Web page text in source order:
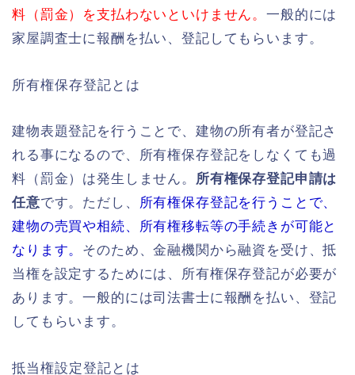
料（罰金）を支払わないといけません。一般的には
家屋調査士に報酬を払い、登記してもらいます。
所有権保存登記とは
建物表題登記を行うことで、建物の所有者が登記さ
れる事になるので、所有権保存登記をしなくても過
料（罰金）は発生しません。 所有権保存登記申請は
任意です。ただし、 所有権保存登記を行うことで、
建物の売買や相続、所有権移転等の手続きが可能と
なります。 そのため、金融機関から融資を受け、抵
当権を設定するためには、所有権保存登記が必要が
あります。一般的には司法書士に報酬を払い、登記
してもらいます。
抵当権設定登記とは